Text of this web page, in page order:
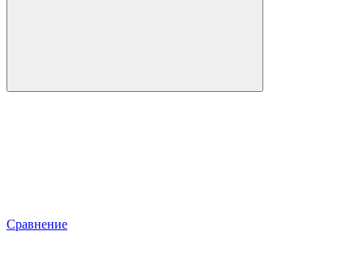
Сравнение